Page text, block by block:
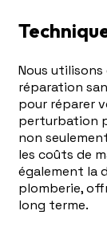
Nous
réparation
pour réparer
perturbation
non
les coûts de
également la
plomberie,
long terme.